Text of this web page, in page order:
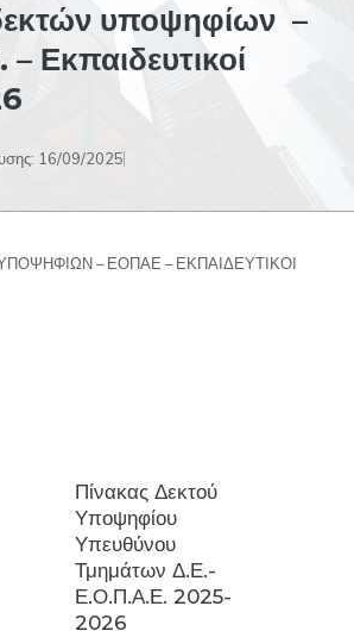
υποψηφίων –
Εκπαιδευτικοί
16/09/2025
– ΕΟΠΑΕ – ΕΚΠΑΙΔΕΥΤΙΚΟΙ
Πίνακας Δεκτού
Υποψηφίου
Υπευθύνου
Τμημάτων Δ.Ε.-
Ε.Ο.Π.Α.Ε. 2025-
2026